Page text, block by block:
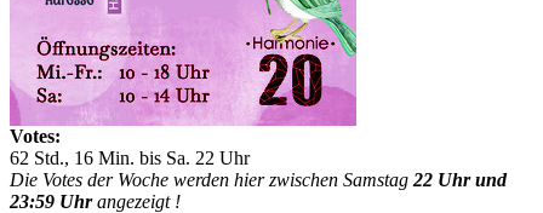
Votes:
62 Std., 16 Min. bis Sa. 22 Uhr
Die Votes der Woche werden hier zwischen Samstag 22 Uhr und
23:59 Uhrangezeigt !